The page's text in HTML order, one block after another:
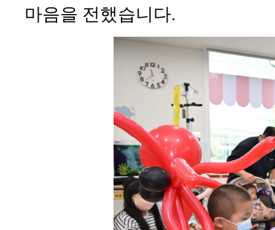
마음을 전했습니다.